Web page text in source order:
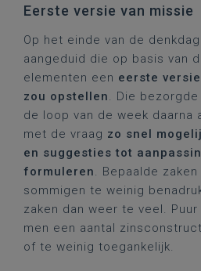
Eerste versie van missie
Op het einde van de
aangeduid die op basis van
elementen een eerste
zou opstellen. Die
de loop van de week daarna
met de vraag zo snel
en suggesties tot
formuleren. Bepaalde
sommigen te weinig
zaken dan weer te veel.
men een aantal
of te weinig toegankelijk.